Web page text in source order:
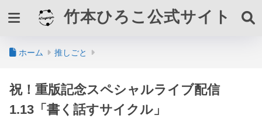
竹本ひろこ公式サイト
ホーム 推しごと
祝！重版記念スペシャルライブ配信
1.13「書く話すサイクル」